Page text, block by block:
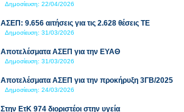
Δημοσίευση: 22/04/2026
ΑΣΕΠ: 9.656 αιτήσεις για τις 2.628 θέσεις ΤΕ
Δημοσίευση: 31/03/2026
Αποτελέσματα ΑΣΕΠ για την ΕΥΑΘ
Δημοσίευση: 31/03/2026
Αποτελέσματα ΑΣΕΠ για την προκήρυξη 3ΓΒ/2025
Δημοσίευση: 24/03/2026
Στην ΕτΚ 974 διοριστέοι στην υγεία